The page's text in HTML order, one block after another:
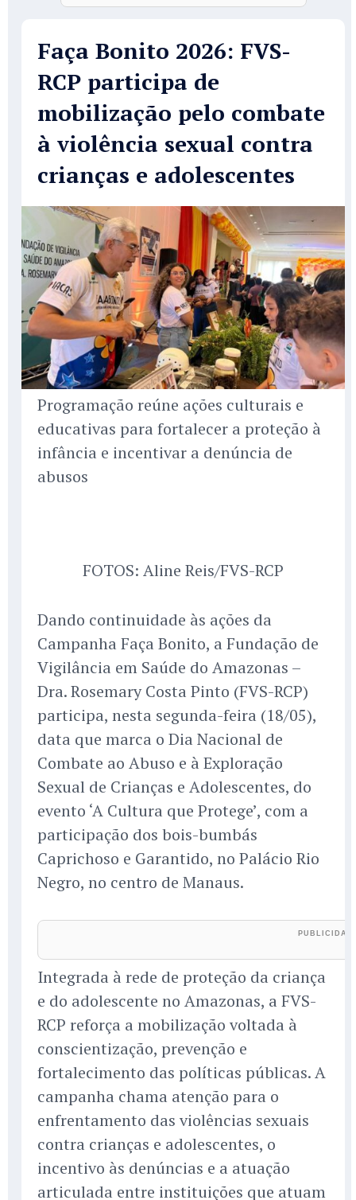
Faça Bonito 2026: FVS-
RCP participa de
mobilização pelo combate
à violência sexual contra
crianças e adolescentes
Programação reúne ações culturais e
educativas para fortalecer a proteção à
infância e incentivar a denúncia de
abusos
FOTOS: Aline Reis/FVS-RCP
Dando continuidade às ações da
Campanha Faça Bonito, a Fundação de
Vigilância em Saúde do Amazonas –
Dra. Rosemary Costa Pinto (FVS-RCP)
participa, nesta segunda-feira (18/05),
data que marca o Dia Nacional de
Combate ao Abuso e à Exploração
Sexual de Crianças e Adolescentes, do
evento ‘A Cultura que Protege’, com a
participação dos bois-bumbás
Caprichoso e Garantido, no Palácio Rio
Negro, no centro de Manaus.
Integrada à rede de proteção da criança
e do adolescente no Amazonas, a FVS-
RCP reforça a mobilização voltada à
conscientização, prevenção e
fortalecimento das políticas públicas. A
campanha chama atenção para o
enfrentamento das violências sexuais
contra crianças e adolescentes, o
incentivo às denúncias e a atuação
articulada entre instituições que atuam